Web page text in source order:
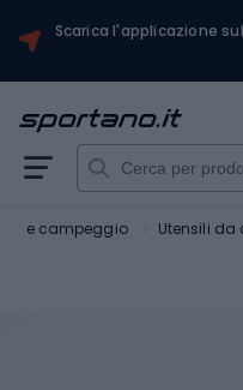
Scarica l'applicazione
e campeggio Utensili da